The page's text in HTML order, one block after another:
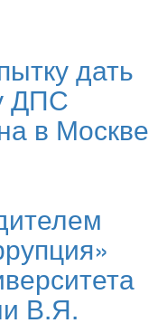
дать
ДПС
в Москве
В.Я.